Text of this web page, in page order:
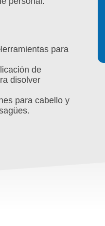
para
de
disolver
para cabello y